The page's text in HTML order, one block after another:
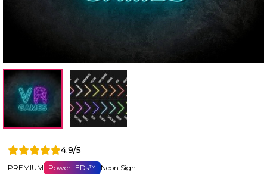
4.9/5
PREMIUM PowerLEDs™ Neon Sign